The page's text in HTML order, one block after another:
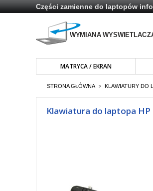
Części zamienne do laptopów
MATRYCA / EKRAN
STRONA GŁÓWNA > KLAWIATURY DO
Klawiatura do laptopa